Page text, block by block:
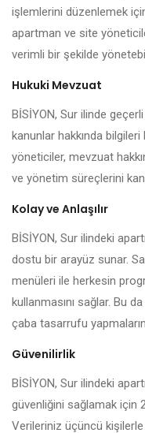
işlemlerini düzenlemek
apartman ve site
verimli bir şekilde
Hukuki Mevzuat
BİSİYON, Sur ilinde
kanunlar hakkında
yöneticiler, mevzuat
ve yönetim süreçlerini
Kolay ve Anlaşılır
BİSİYON, Sur ilindeki
dostu bir arayüz sunar.
menüleri ile herkesin
kullanmasını sağlar. Bu
çaba tasarrufu
Güvenilirlik
BİSİYON, Sur ilindeki
güvenliğini sağlamak için
Verileriniz üçüncü